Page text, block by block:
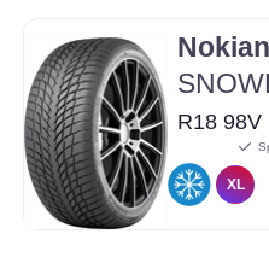
Nokian
R18 98V
XL